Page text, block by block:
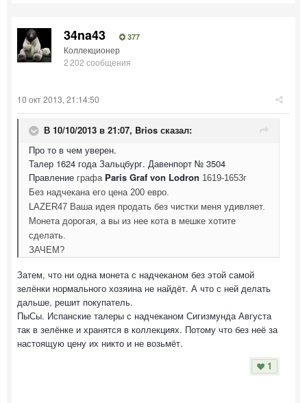
34na43 377
Коллекционер
2 202 сообщения
10 окт 2013, 21:14:50
В 10/10/2013 в 21:07, Brios сказал:
Про то в чем уверен.
Талер 1624 года Зальцбург. Давенпорт № 3504
Правление графа Paris Graf von Lodron 1619-1653г
Без надчекана его цена 200 евро.
LAZER47 Ваша идея продать без чистки меня удивляет.
Монета дорогая, а вы из нее кота в мешке хотите
сделать.
ЗАЧЕМ?
Затем, что ни одна монета с надчеканом без этой самой
зелёнки нормального хозяина не найдёт. А что с ней делать
дальше, решит покупатель.
ПыСы. Испанские талеры с надчеканом Сигизмунда Августа
так в зелёнке и хранятся в коллекциях. Потому что без неё за
настоящую цену их никто и не возьмёт.
1